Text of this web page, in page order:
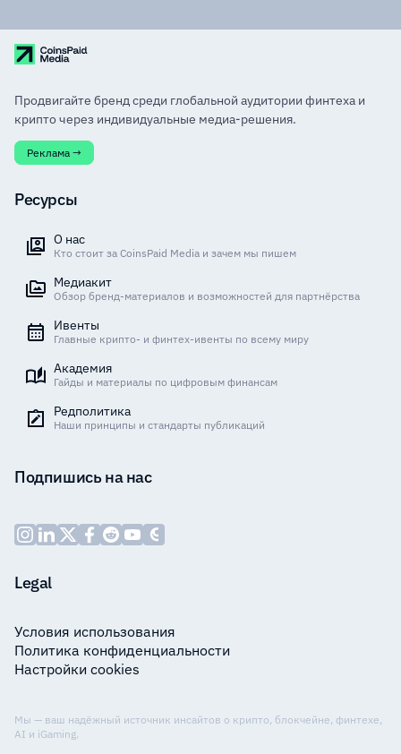
Продвигайте бренд среди глобальной аудитории финтеха и
крипто через индивидуальные медиа-решения.
Реклама →
Ресурсы
О нас
Кто стоит за CoinsPaid Media и зачем мы пишем
Медиакит
Обзор бренд-материалов и возможностей для партнёрства
Ивенты
Главные крипто- и финтех-ивенты по всему миру
Академия
Гайды и материалы по цифровым финансам
Редполитика
Наши принципы и стандарты публикаций
Подпишись на нас
Legal
Условия использования
Политика конфиденциальности
Настройки cookies
Мы — ваш надёжный источник инсайтов о крипто, блокчейне, финтехе,
AI и iGaming.